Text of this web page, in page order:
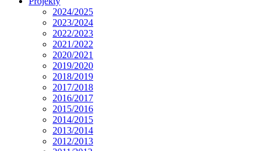
2024/2025
2023/2024
2022/2023
2021/2022
2020/2021
2019/2020
2018/2019
2017/2018
2016/2017
2015/2016
2014/2015
2013/2014
2012/2013